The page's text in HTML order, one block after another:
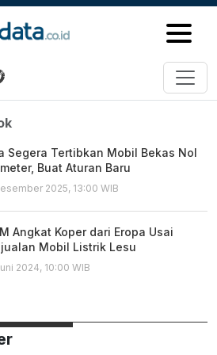
Segera Tertibkan Mobil Bekas Nol
Buat Aturan Baru
2025, 13:00 WIB
Angkat Koper dari Eropa Usai
Mobil Listrik Lesu
2024, 10:00 WIB